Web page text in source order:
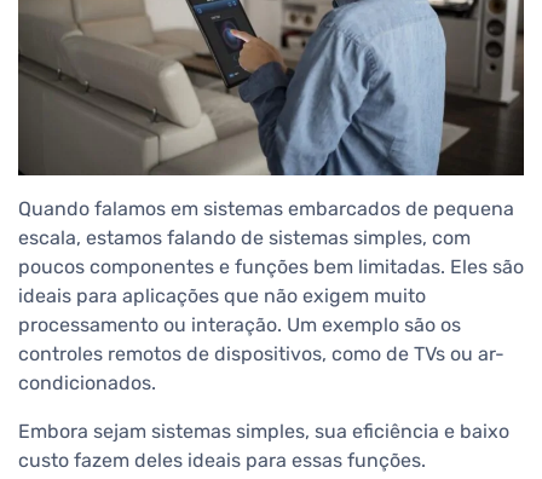
Quando falamos em sistemas embarcados de pequena
escala, estamos falando de sistemas simples, com
poucos componentes e funções bem limitadas. Eles são
ideais para aplicações que não exigem muito
processamento ou interação. Um exemplo são os
controles remotos de dispositivos, como de TVs ou ar-
condicionados.
Embora sejam sistemas simples, sua eficiência e baixo
custo fazem deles ideais para essas funções.